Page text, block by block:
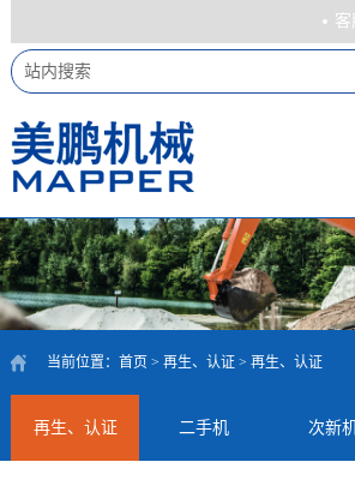
客
当前位置： 首页 > 再生、认证 > 再生、认证
再生、认证 二手机 次新